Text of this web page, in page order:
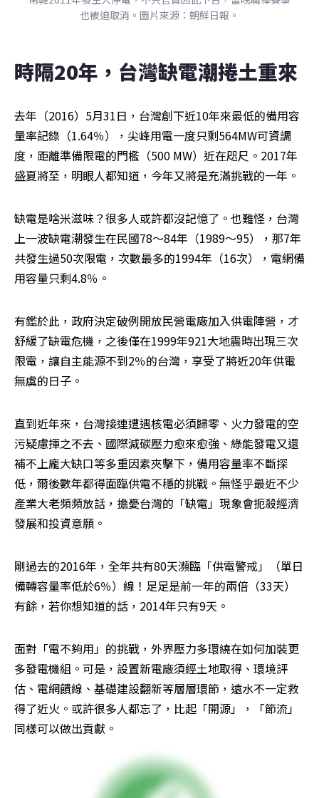
也被迫取消。圖片來源：朝鮮日報。
時隔20年，台灣缺電潮捲土重來
去年（2016）5月31日，台灣創下近10年來最低的備用容
量率記錄（1.64％），尖峰用電一度只剩564MW可資調
度，距離準備限電的門檻（500 MW）近在咫尺。2017年
盛夏將至，明眼人都知道，今年又將是充滿挑戰的一年。
缺電是啥米滋味？很多人或許都沒記憶了。也難怪，台灣
上一波缺電潮發生在民國78～84年（1989～95），那7年
共發生過50次限電，次數最多的1994年（16次），電網備
用容量只剩4.8％。
有鑑於此，政府決定破例開放民營電廠加入供電陣營，才
舒緩了缺電危機，之後僅在1999年921大地震時出現三次
限電，讓自主能源不到2％的台灣，享受了將近20年供電
無虞的日子。
直到近年來，台灣接連遭遇核電必須歸零、火力發電的空
污疑慮揮之不去、國際減碳壓力愈來愈強、綠能發電又還
補不上龐大缺口等多重因素夾擊下，備用容量率不斷探
低，爾後數年都得面臨供電不穩的挑戰。無怪乎最近不少
產業大老頻頻放話，擔憂台灣的「缺電」現象會扼殺經濟
發展和投資意願。
剛過去的2016年，全年共有80天瀕臨「供電警戒」（單日
備轉容量率低於6％）線！足足是前一年的兩倍（33天）
有餘，若你想知道的話，2014年只有9天。
面對「電不夠用」的挑戰，外界壓力多環繞在如何加裝更
多發電機組。可是，設置新電廠須經土地取得、環境評
估、電網饋線、基礎建設翻新等層層環節，遠水不一定救
得了近火。或許很多人都忘了，比起「開源」，「節流」
同樣可以做出貢獻。